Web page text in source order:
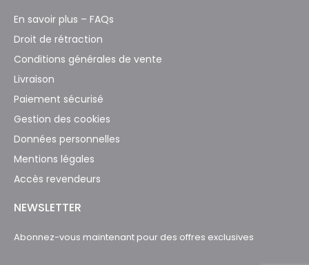
En savoir plus – FAQs
Droit de rétraction
Conditions générales de vente
Livraison
Paiement sécurisé
Gestion des cookies
Données personnelles
Mentions légales
Accès revendeurs
NEWSLETTER
Abonnez-vous maintenant pour des offres exclusives